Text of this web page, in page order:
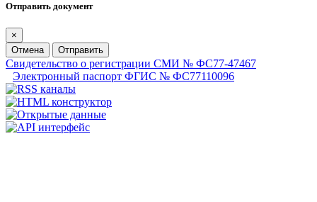
Отправить документ
×
Отмена
Отправить
Свидетельство о регистрации СМИ № ФС77-47467
Электронный паспорт ФГИС № ФС77110096